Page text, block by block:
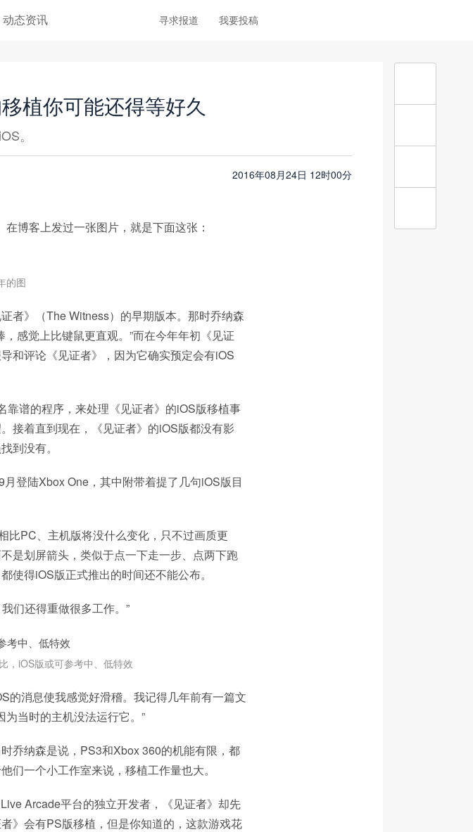
动态资讯 寻求报道 我要投稿
植你可能还得等好久
。
2016年08月24日 12时00分
博客上发过一张图片，就是下面这张：
的图
者》（The Witness）的早期版本。那时乔纳森
感觉上比键鼠更直观。”而在今年年初《见证
和评论《见证者》，因为它确实预定会有iOS
靠谱的程序，来处理《见证者》的iOS版移植事
接着直到现在，《见证者》的iOS版都没有影
到没有。
登陆Xbox One，其中附带着提了几句iOS版目
比PC、主机版将没什么变化，只不过画质更
是划屏箭头，类似于点一下走一步、点两下跑
使得iOS版正式推出的时间还不能公布。
们还得重做很多工作。”
，iOS版或可参考中、低特效
的消息使我感觉好滑稽。我记得几年前有一篇文
当时的主机没法运行它。”
乔纳森是说，PS3和Xbox 360的机能有限，都
们一个小工作室来说，移植工作量也大。
Arcade平台的独立开发者，《见证者》却先
》会有PS版移植，但是你知道的，这款游戏花